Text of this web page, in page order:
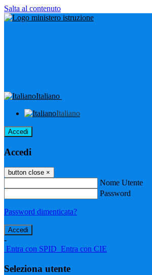
Salta al contenuto
Italiano
Italiano
Accedi
Accedi
button close ×
Nome Utente
Password
Password dimenticata?
-
Entra con SPID Entra con CIE
Seleziona utente